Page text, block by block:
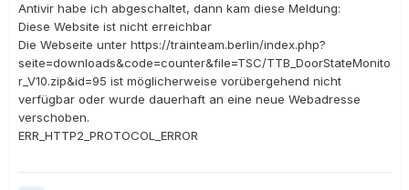
Antivir habe ich abgeschaltet, dann kam diese Meldung:
Diese Website ist nicht erreichbar
Die Webseite unter https://trainteam.berlin/index.php?
seite=downloads&code=counter&file=TSC/TTB_DoorStateMonito
r_V10.zip&id=95 ist möglicherweise vorübergehend nicht
verfügbar oder wurde dauerhaft an eine neue Webadresse
verschoben.
ERR_HTTP2_PROTOCOL_ERROR